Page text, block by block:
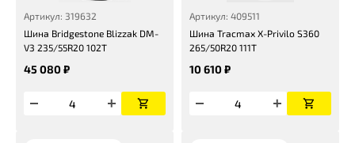
Артикул: 319632
Шина Bridgestone Blizzak DM-
V3 235/55R20 102T
45 080 ₽
Артикул: 409511
Шина Tracmax X-Privilo S360
265/50R20 111T
10 610 ₽